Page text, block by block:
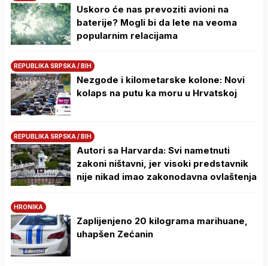
Uskoro će nas prevoziti avioni na
baterije? Mogli bi da lete na veoma
popularnim relacijama
REPUBLIKA SRPSKA / BIH
Nezgode i kilometarske kolone: Novi
kolaps na putu ka moru u Hrvatskoj
REPUBLIKA SRPSKA / BIH
Autori sa Harvarda: Svi nametnuti
zakoni ništavni, jer visoki predstavnik
nije nikad imao zakonodavna ovlaštenja
HRONIKA
Zaplijenjeno 20 kilograma marihuane,
uhapšen Zećanin